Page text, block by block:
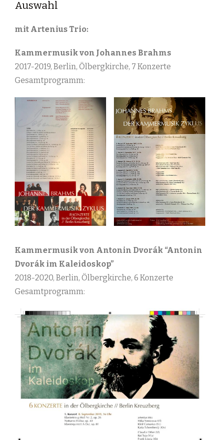
Auswahl
mit Artenius Trio:
Kammermusik von Johannes Brahms
2017-2019, Berlin, Ölbergkirche, 7 Konzerte
Gesamtprogramm:
Kammermusik von Antonin Dvorák “Antonin
Dvorák im Kaleidoskop”
2018-2020, Berlin, Ölbergkirche, 6 Konzerte
Gesamtprogramm: